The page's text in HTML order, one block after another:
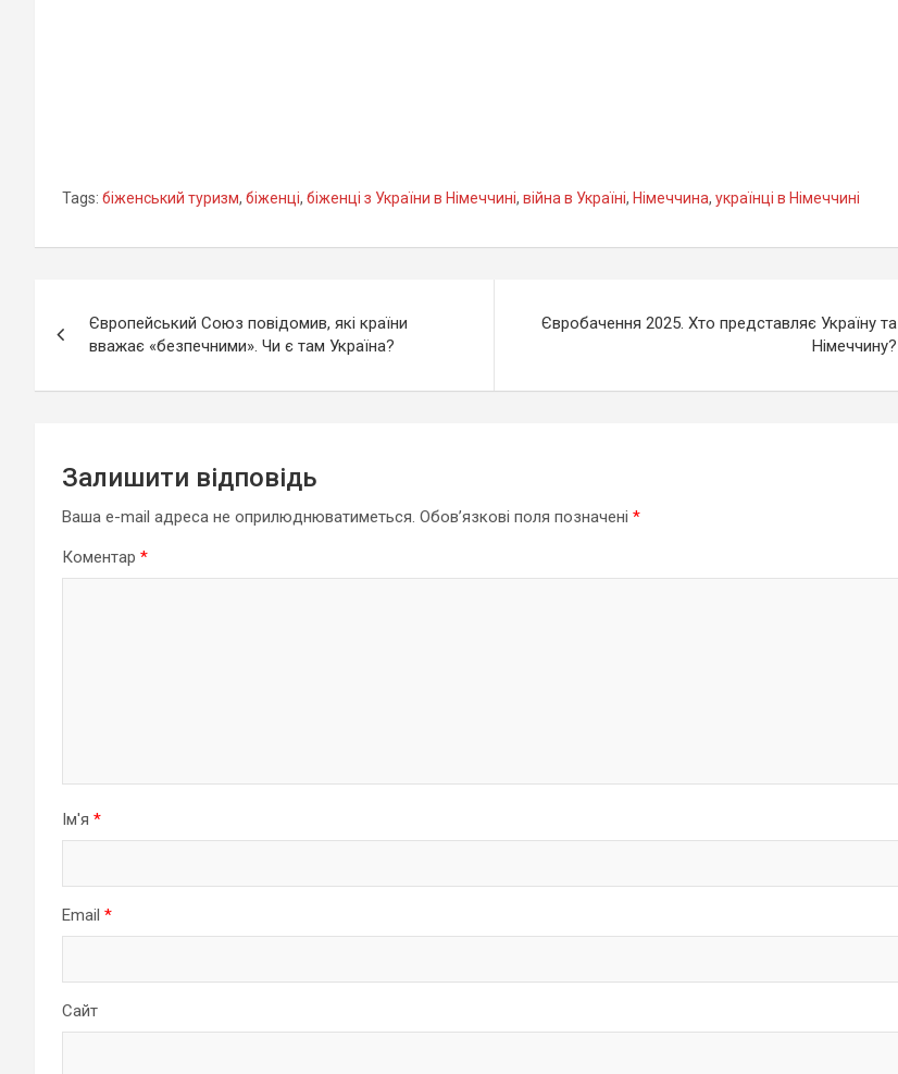
Tags: біженський туризм, біженці, біженці з України в Німеччині, війна в Україні, Німеччина, українці в Німеччині
записів
Європейський Союз повідомив, які країни
вважає «безпечними». Чи є там Україна?
Євробачення 2025. Хто представляє Україну та
Німеччину?
Залишити відповідь
Ваша e-mail адреса не оприлюднюватиметься. Обов’язкові поля позначені *
Коментар *
Ім'я *
Email *
Сайт